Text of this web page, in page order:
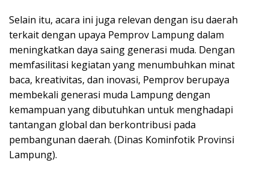
Selain itu, acara ini juga relevan dengan isu daerah
terkait dengan upaya Pemprov Lampung dalam
meningkatkan daya saing generasi muda. Dengan
memfasilitasi kegiatan yang menumbuhkan minat
baca, kreativitas, dan inovasi, Pemprov berupaya
membekali generasi muda Lampung dengan
kemampuan yang dibutuhkan untuk menghadapi
tantangan global dan berkontribusi pada
pembangunan daerah. (Dinas Kominfotik Provinsi
Lampung).